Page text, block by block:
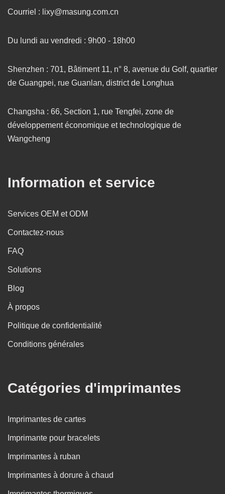
Courriel : lixy@masung.com.cn
Du lundi au vendredi : 9h00 - 18h00
Shenzhen : 701, Bâtiment 11, n° 8, avenue du Golf, quartier
de Guangpei, rue Guanlan, district de Longhua
Changsha : 66, Section 1, rue Tengfei, zone de
développement économique et technologique de
Wangcheng
Information et service
Services OEM et ODM
Contactez-nous
FAQ
Solutions
Blog
À propos
Politique de confidentialité
Conditions générales
Catégories d'imprimantes
Imprimantes de cartes
Imprimante pour bracelets
Imprimantes à ruban
Imprimantes à dorure à chaud